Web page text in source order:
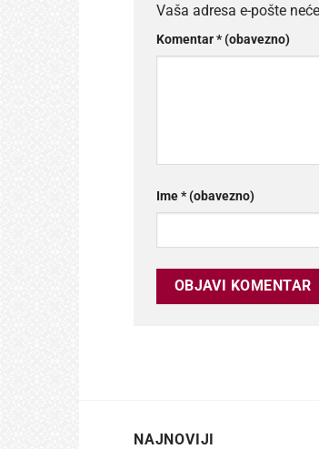
Vaša adresa e-pošte
Komentar* (obavezno)
Ime* (obavezno)
NAJNOVIJI